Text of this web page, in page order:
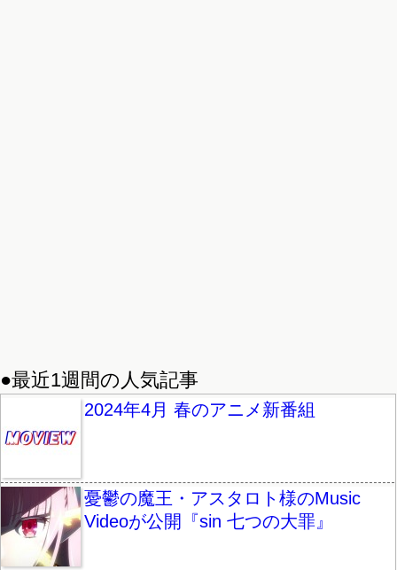
●最近1週間の人気記事
2024年4月 春のアニメ新番組
憂鬱の魔王・アスタロト様のMusic
Videoが公開『sin 七つの大罪』